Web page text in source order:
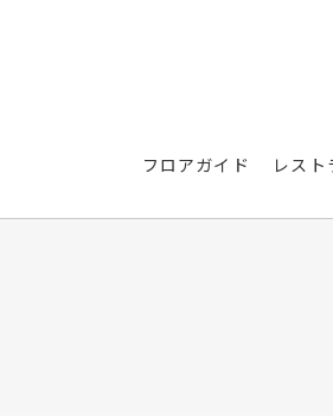
フロアガイド レス